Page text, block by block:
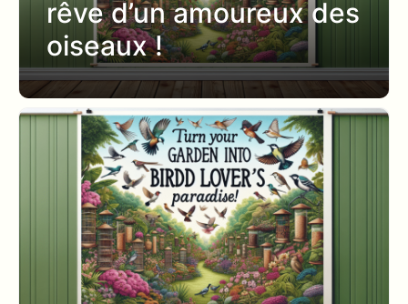
rêve d’un amoureux des
oiseaux !